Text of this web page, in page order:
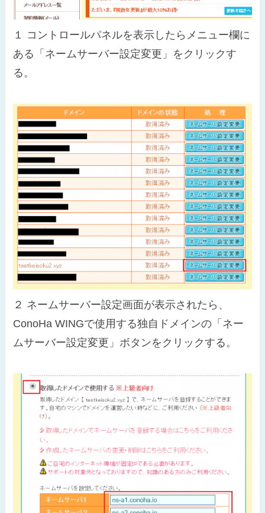
１ コントロールパネルを表示したらメニュー欄に
ある「ネームサーバー設定変更」をクリックす
る。
２ ネームサーバー設定画面が表示されたら、
ConoHa WINGで使用する独自ドメインの「ネー
ムサーバー設定変更」ボタンをクリックする。